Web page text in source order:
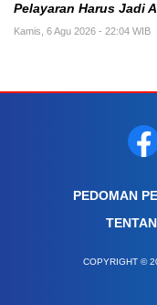
Pelayaran Harus Jadi
Kamis, 6 Agu 2026 - 22:04 WIB
PEDOMAN
COPYRIGHT ©